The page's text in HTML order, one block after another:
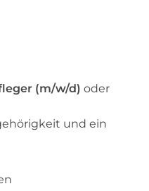
(m/w/d) oder
und ein